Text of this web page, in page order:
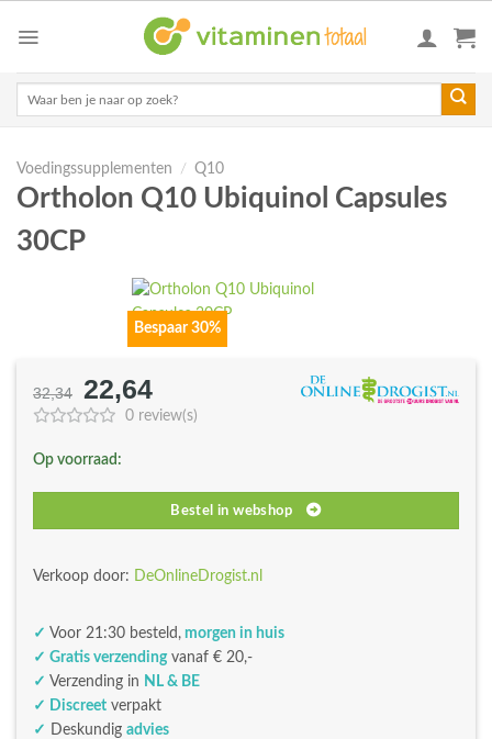
Voedingssupplementen / Q10
Ortholon Q10 Ubiquinol Capsules
30CP
Bespaar 30%
32,34
Oorspronkelijke
prijs
€32,34.
22,64Huidige
prijs
0 review(s)
Op voorraad:
Bestel in webshop
Verkoop door: DeOnlineDrogist.nl
✓ Voor 21:30 besteld, morgen in huis
✓ Gratis verzendingvanaf € 20,-
✓ Verzending in NL & BE
✓ Discreet verpakt
✓
Deskundig advies